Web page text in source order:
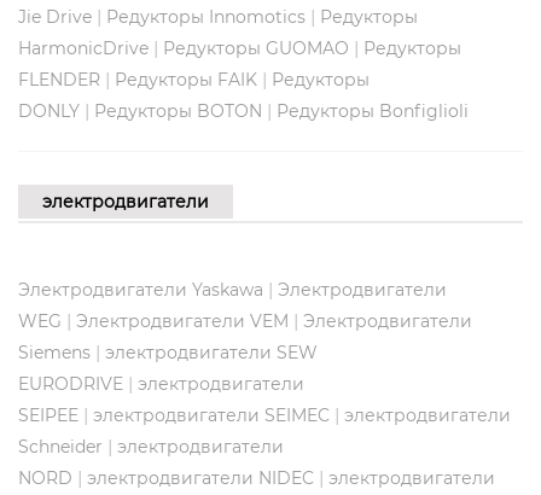
Jie Drive | Редукторы Innomotics | Редукторы
HarmonicDrive | Редукторы GUOMAO | Редукторы
FLENDER | Редукторы FAIK | Редукторы
DONLY | Редукторы BOTON | Редукторы Bonfiglioli
электродвигатели
Электродвигатели Yaskawa | Электродвигатели
WEG | Электродвигатели VEM | Электродвигатели
Siemens | электродвигатели SEW
EURODRIVE | электродвигатели
SEIPEE | электродвигатели SEIMEC | электродвигатели
Schneider | электродвигатели
NORD | электродвигатели NIDEC | электродвигатели